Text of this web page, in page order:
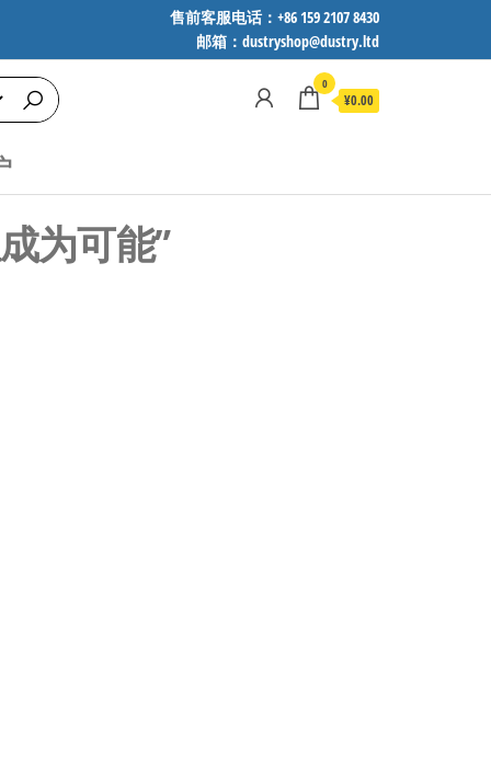
售前客服电话：+86 159 2107 8430
邮箱：dustryshop@dustry.ltd
0
¥0.00
为可能”